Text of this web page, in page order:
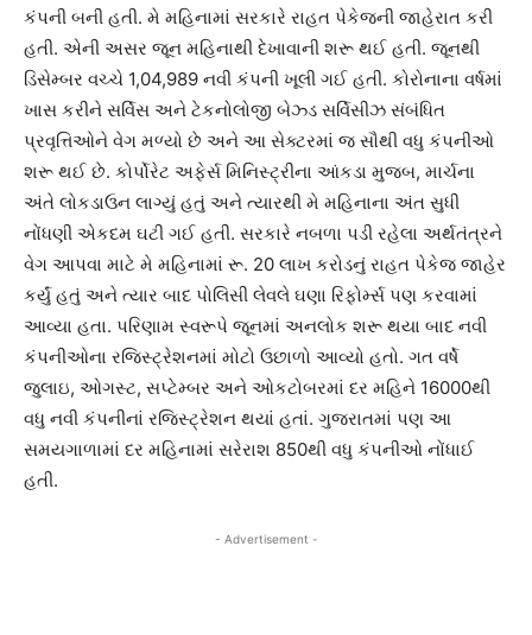
કંપની બની હતી. મે મહિનામાં સરકારે રાહત પેકેજની જાહેરાત કરી
હતી. એની અસર જૂન મહિનાથી દેખાવાની શરૂ થઈ હતી. જૂનથી
ડિસેમ્બર વચ્ચે 1,04,989 નવી કંપની ખૂલી ગઈ હતી. કોરોનાના વર્ષમાં
ખાસ કરીને સર્વિસ અને ટેકનોલોજી બેઝ્ડ સર્વિસીઝ સંબંધિત
પ્રવૃત્તિઓને વેગ મળ્યો છે અને આ સેક્ટરમાં જ સૌથી વધુ કંપનીઓ
શરૂ થઈ છે. કોર્પોરેટ અફેર્સ મિનિસ્ટ્રીના આંકડા મુજબ, માર્ચના
અંતે લોકડાઉન લાગ્યું હતું અને ત્યારથી મે મહિનાના અંત સુધી
નોંધણી એકદમ ઘટી ગઈ હતી. સરકારે નબળા પડી રહેલા અર્થતંત્રને
વેગ આપવા માટે મે મહિનામાં રૂ. 20 લાખ કરોડનું રાહત પેકેજ જાહેર
કર્યું હતું અને ત્યાર બાદ પોલિસી લેવલે ઘણા રિફોર્મ્સ પણ કરવામાં
આવ્યા હતા. પરિણામ સ્વરૂપે જૂનમાં અનલોક શરૂ થયા બાદ નવી
કંપનીઓના રજિસ્ટ્રેશનમાં મોટો ઉછાળો આવ્યો હતો. ગત વર્ષે
જુલાઇ, ઓગસ્ટ, સપ્ટેમ્બર અને ઓકટોબરમાં દર મહિને 16000થી
વધુ નવી કંપનીનાં રજિસ્ટ્રેશન થયાં હતાં. ગુજરાતમાં પણ આ
સમયગાળામાં દર મહિનામાં સરેરાશ 850થી વધુ કંપનીઓ નોંધાઈ
હતી.
- Advertisement -